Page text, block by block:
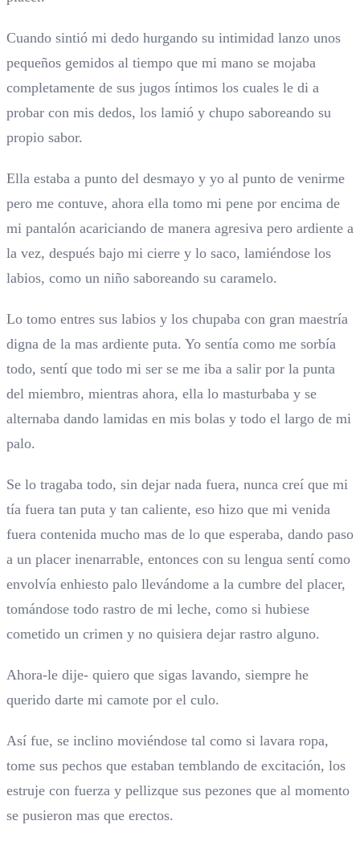
Cuando sintió mi dedo hurgando su intimidad lanzo unos
pequeños gemidos al tiempo que mi mano se mojaba
completamente de sus jugos íntimos los cuales le di a
probar con mis dedos, los lamió y chupo saboreando su
propio sabor.
Ella estaba a punto del desmayo y yo al punto de venirme
pero me contuve, ahora ella tomo mi pene por encima de
mi pantalón acariciando de manera agresiva pero ardiente a
la vez, después bajo mi cierre y lo saco, lamiéndose los
labios, como un niño saboreando su caramelo.
Lo tomo entres sus labios y los chupaba con gran maestría
digna de la mas ardiente puta. Yo sentía como me sorbía
todo, sentí que todo mi ser se me iba a salir por la punta
del miembro, mientras ahora, ella lo masturbaba y se
alternaba dando lamidas en mis bolas y todo el largo de mi
palo.
Se lo tragaba todo, sin dejar nada fuera, nunca creí que mi
tía fuera tan puta y tan caliente, eso hizo que mi venida
fuera contenida mucho mas de lo que esperaba, dando paso
a un placer inenarrable, entonces con su lengua sentí como
envolvía enhiesto palo llevándome a la cumbre del placer,
tomándose todo rastro de mi leche, como si hubiese
cometido un crimen y no quisiera dejar rastro alguno.
Ahora-le dije- quiero que sigas lavando, siempre he
querido darte mi camote por el culo.
Así fue, se inclino moviéndose tal como si lavara ropa,
tome sus pechos que estaban temblando de excitación, los
estruje con fuerza y pellizque sus pezones que al momento
se pusieron mas que erectos.